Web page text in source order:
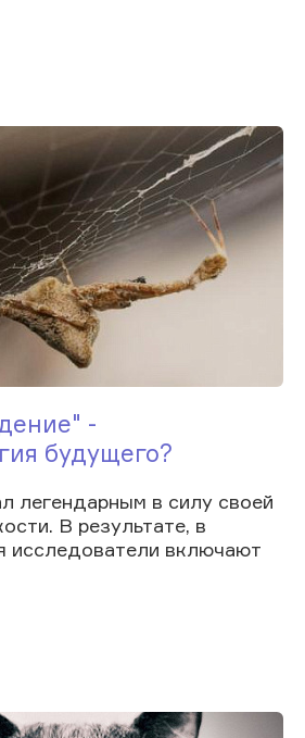
-
будущего?
легендарным в силу своей
В результате, в
исследователи включают